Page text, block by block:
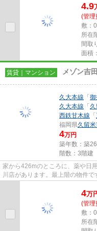
4.9
(管理
敷：
所在
間取
面積
賃貸｜マンション メゾン吉田
久大本線 「
久大本線 「
西鉄甘木線 「
福岡県久留
4万円
築年数：築
階数：3階建
家から426mのところに、薬や日
川店があります。最上階の物件
だける物件です。こちらの物件...
4万
(管理
敷：
所在